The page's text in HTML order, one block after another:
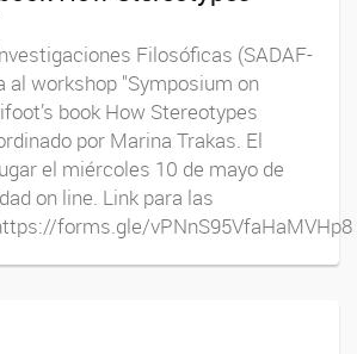
Filosóficas (SADAF-
al workshop "Symposium on
book How Stereotypes
por Marina Trakas. El
el miércoles 10 de mayo de
on line. Link para las
forms.gle/vPNnS95VfaHaMVHp8